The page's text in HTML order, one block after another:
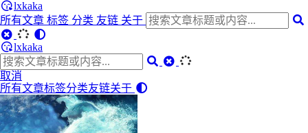
lxkaka
所有文章 标签 分类 友链 关于
lxkaka
取消
所有文章标签分类友链关于